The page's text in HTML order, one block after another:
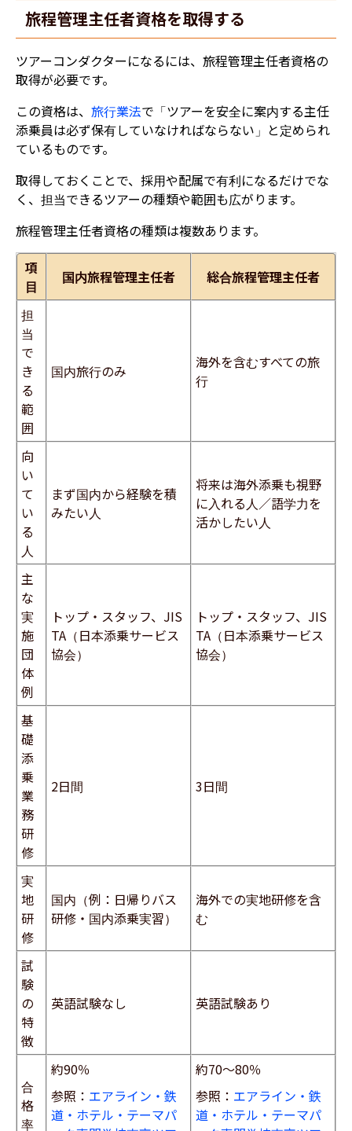
旅程管理主任者資格を取得する
ツアーコンダクターになるには、旅程管理主任者資格の
取得が必要です。
この資格は、 旅行業法で「ツアーを安全に案内する主任
添乗員は必ず保有していなければならない」と定められ
ているものです。
取得しておくことで、採用や配属で有利になるだけでな
く、担当できるツアーの種類や範囲も広がります。
旅程管理主任者資格の種類は複数あります。
項
目
国内旅程管理主任者
総合旅程管理主任者
担
当
で
き
る
範
囲
国内旅行のみ
海外を含むすべての旅
行
向
い
て
い
る
人
まず国内から経験を積
みたい人
将来は海外添乗も視野
に入れる人／語学力を
活かしたい人
主
な
実
施
団
体
例
トップ・スタッフ、JIS
TA（日本添乗サービス
協会）
トップ・スタッフ、JIS
TA（日本添乗サービス
協会）
基
礎
添
乗
業
務
研
修
2日間 3日間
実
地
研
修
国内（例：日帰りバス
研修・国内添乗実習）
海外での実地研修を含
む
試
験
の
特
徴
英語試験なし 英語試験あり
合
格
率
約90％
参照： エアライン・鉄
道・ホテル・テーマパ
約70〜80％
参照： エアライン・鉄
道・ホテル・テーマパ